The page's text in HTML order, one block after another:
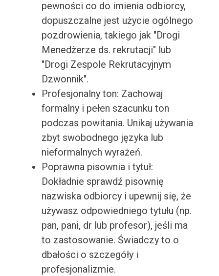
pewności co do imienia odbiorcy,
dopuszczalne jest użycie ogólnego
pozdrowienia, takiego jak "Drogi
Menedżerze ds. rekrutacji" lub
"Drogi Zespole Rekrutacyjnym
Dzwonnik".
Profesjonalny ton: Zachowaj
formalny i pełen szacunku ton
podczas powitania. Unikaj używania
zbyt swobodnego języka lub
nieformalnych wyrażeń.
Poprawna pisownia i tytuł:
Dokładnie sprawdź pisownię
nazwiska odbiorcy i upewnij się, że
używasz odpowiedniego tytułu (np.
pan, pani, dr lub profesor), jeśli ma
to zastosowanie. Świadczy to o
dbałości o szczegóły i
profesjonalizmie.